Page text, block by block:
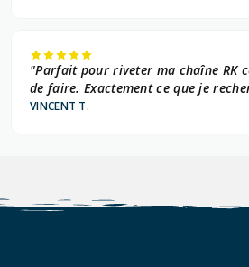
"Parfait pour riveter ma chaîne RK
de faire. Exactement ce que je
VINCENT T.